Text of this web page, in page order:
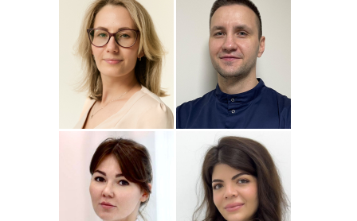
Подробнеео
Сейфетдинова
Юлия
Стоматолог-ортодонт
Подробнеео
Симонов
Стоматолог детский